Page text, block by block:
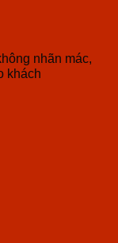
nhãn mác,
khách